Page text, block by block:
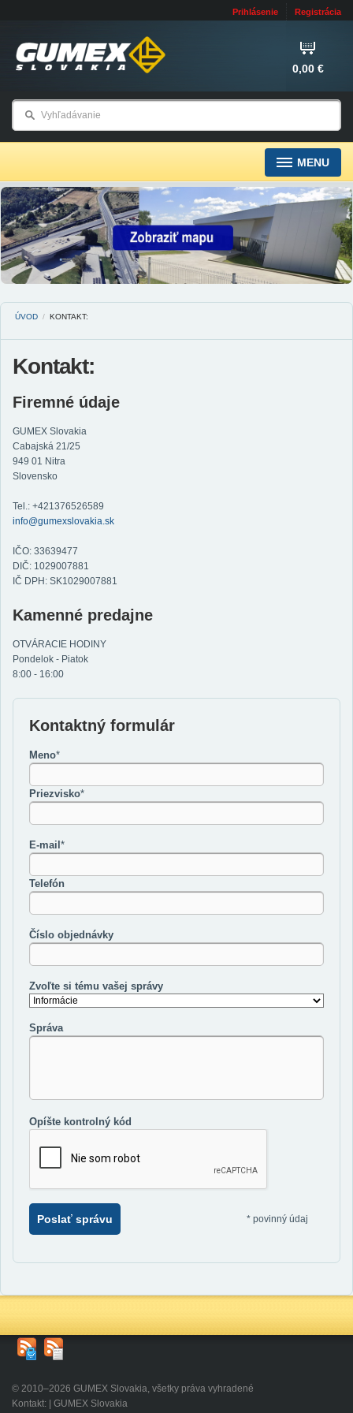
Prihlásenie Registrácia
0,00 €
MENU
ÚVOD / KONTAKT:
Kontakt:
Firemné údaje
GUMEX Slovakia
Cabajská 21/25
949 01 Nitra
Slovensko
Tel.: +421376526589
info@gumexslovakia.sk
IČO: 33639477
DIČ: 1029007881
IČ DPH: SK1029007881
Kamenné predajne
OTVÁRACIE HODINY
Pondelok - Piatok
8:00 - 16:00
Kontaktný formulár
Meno*
Priezvisko*
E-mail*
Telefón
Číslo objednávky
Zvoľte si tému vašej správy
Správa
Opíšte kontrolný kód
Poslať správu * povinný údaj
© 2010–2026 GUMEX Slovakia, všetky práva vyhradené
Kontakt: | GUMEX Slovakia